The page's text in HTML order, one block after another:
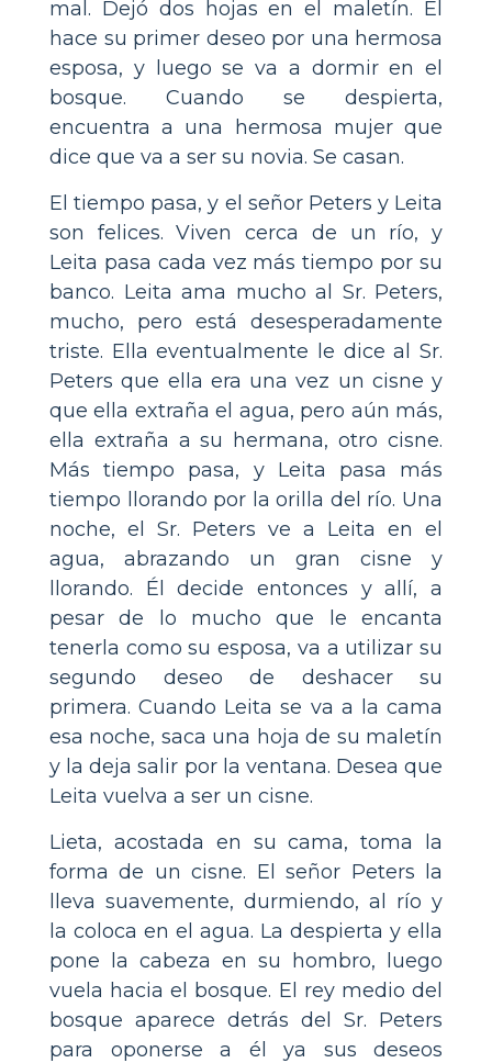
mal. Dejó dos hojas en el maletín. Él
hace su primer deseo por una hermosa
esposa, y luego se va a dormir en el
bosque. Cuando se despierta,
encuentra a una hermosa mujer que
dice que va a ser su novia. Se casan.
El tiempo pasa, y el señor Peters y Leita
son felices. Viven cerca de un río, y
Leita pasa cada vez más tiempo por su
banco. Leita ama mucho al Sr. Peters,
mucho, pero está desesperadamente
triste. Ella eventualmente le dice al Sr.
Peters que ella era una vez un cisne y
que ella extraña el agua, pero aún más,
ella extraña a su hermana, otro cisne.
Más tiempo pasa, y Leita pasa más
tiempo llorando por la orilla del río. Una
noche, el Sr. Peters ve a Leita en el
agua, abrazando un gran cisne y
llorando. Él decide entonces y allí, a
pesar de lo mucho que le encanta
tenerla como su esposa, va a utilizar su
segundo deseo de deshacer su
primera. Cuando Leita se va a la cama
esa noche, saca una hoja de su maletín
y la deja salir por la ventana. Desea que
Leita vuelva a ser un cisne.
Lieta, acostada en su cama, toma la
forma de un cisne. El señor Peters la
lleva suavemente, durmiendo, al río y
la coloca en el agua. La despierta y ella
pone la cabeza en su hombro, luego
vuela hacia el bosque. El rey medio del
bosque aparece detrás del Sr. Peters
para oponerse a él ya sus deseos